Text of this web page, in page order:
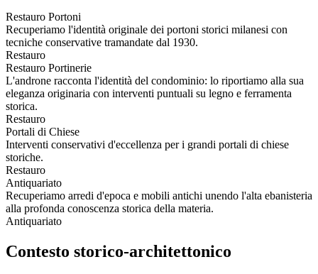
Restauro Portoni
Recuperiamo l'identità originale dei portoni storici milanesi con
tecniche conservative tramandate dal 1930.
Restauro
Restauro Portinerie
L'androne racconta l'identità del condominio: lo riportiamo alla sua
eleganza originaria con interventi puntuali su legno e ferramenta
storica.
Restauro
Portali di Chiese
Interventi conservativi d'eccellenza per i grandi portali di chiese
storiche.
Restauro
Antiquariato
Recuperiamo arredi d'epoca e mobili antichi unendo l'alta ebanisteria
alla profonda conoscenza storica della materia.
Antiquariato
Contesto storico-architettonico